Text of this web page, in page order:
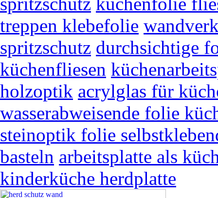
treppen klebefolie
spritzschutz durchsichtige
küchenfliesen
holzoptik acrylglas für
wasserabweisende folie
steinoptik folie
basteln arbeitsplatte als
kinderküche herdplatte